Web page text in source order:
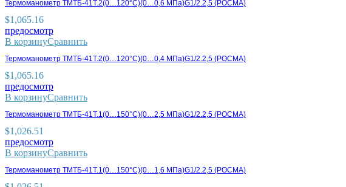
Термоманометр ТМТБ-41Т.2(0…120°С)(0…0,6 МПа)G1/2.2,5 (РОСМА)
$1,065.16
предосмотр
В корзинуСравнить
Термоманометр ТМТБ-41Т.2(0…120°С)(0…0,4 МПа)G1/2.2,5 (РОСМА)
$1,065.16
предосмотр
В корзинуСравнить
Термоманометр ТМТБ-41Т.1(0…150°С)(0…2,5 МПа)G1/2.2,5 (РОСМА)
$1,026.51
предосмотр
В корзинуСравнить
Термоманометр ТМТБ-41Т.1(0…150°С)(0…1,6 МПа)G1/2.2,5 (РОСМА)